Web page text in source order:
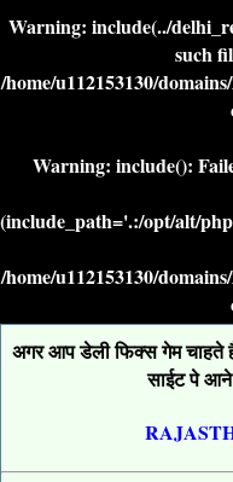
Warning: include(../
such
/home/u112153130/
Warning: include():
(include_path='.:/opt/alt/
/home/u112153130/
अगर आप डेली फिक्स गेम चाहते
साईट पे